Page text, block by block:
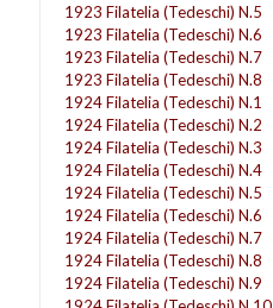
1923 Filatelia (Tedeschi) N.5
1923 Filatelia (Tedeschi) N.6
1923 Filatelia (Tedeschi) N.7
1923 Filatelia (Tedeschi) N.8
1924 Filatelia (Tedeschi) N.1
1924 Filatelia (Tedeschi) N.2
1924 Filatelia (Tedeschi) N.3
1924 Filatelia (Tedeschi) N.4
1924 Filatelia (Tedeschi) N.5
1924 Filatelia (Tedeschi) N.6
1924 Filatelia (Tedeschi) N.7
1924 Filatelia (Tedeschi) N.8
1924 Filatelia (Tedeschi) N.9